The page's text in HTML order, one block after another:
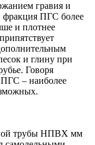
гравия и
фракция ПГС более
и плотнее
и глину при
Говоря
– наиболее
трубы НПВХ мм